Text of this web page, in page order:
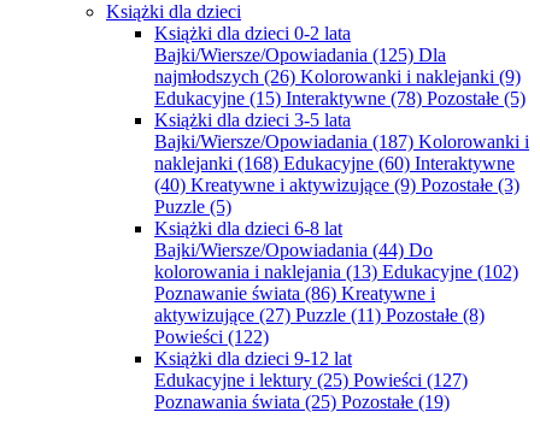
Książki dla dzieci
Książki dla dzieci 0-2 lata
Bajki/Wiersze/Opowiadania (125) Dla
najmłodszych (26) Kolorowanki i naklejanki (9)
Edukacyjne (15) Interaktywne (78) Pozostałe (5)
Książki dla dzieci 3-5 lata
Bajki/Wiersze/Opowiadania (187) Kolorowanki i
naklejanki (168) Edukacyjne (60) Interaktywne
(40) Kreatywne i aktywizujące (9) Pozostałe (3)
Puzzle (5)
Książki dla dzieci 6-8 lat
Bajki/Wiersze/Opowiadania (44) Do
kolorowania i naklejania (13) Edukacyjne (102)
Poznawanie świata (86) Kreatywne i
aktywizujące (27) Puzzle (11) Pozostałe (8)
Powieści (122)
Książki dla dzieci 9-12 lat
Edukacyjne i lektury (25) Powieści (127)
Poznawania świata (25) Pozostałe (19)